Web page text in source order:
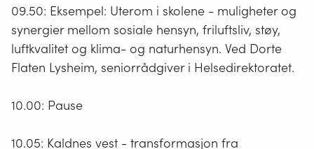
09.50: Eksempel: Uterom i skolene - muligheter og
synergier mellom sosiale hensyn, friluftsliv, støy,
luftkvalitet og klima- og naturhensyn. Ved Dorte
Flaten Lysheim, seniorrådgiver i Helsedirektoratet.
10.00: Pause
10.05: Kaldnes vest - transformasjon fra